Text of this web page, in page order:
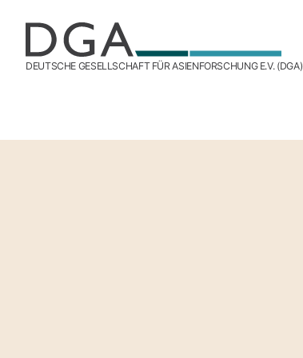
DEUTSCHE GESELLSCHAFT FÜR ASIENFORSCHUNG E.V. (DGA)